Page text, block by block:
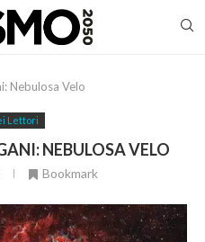
Nebulosa Velo
Lettori
NEBULOSA VELO
Bookmark